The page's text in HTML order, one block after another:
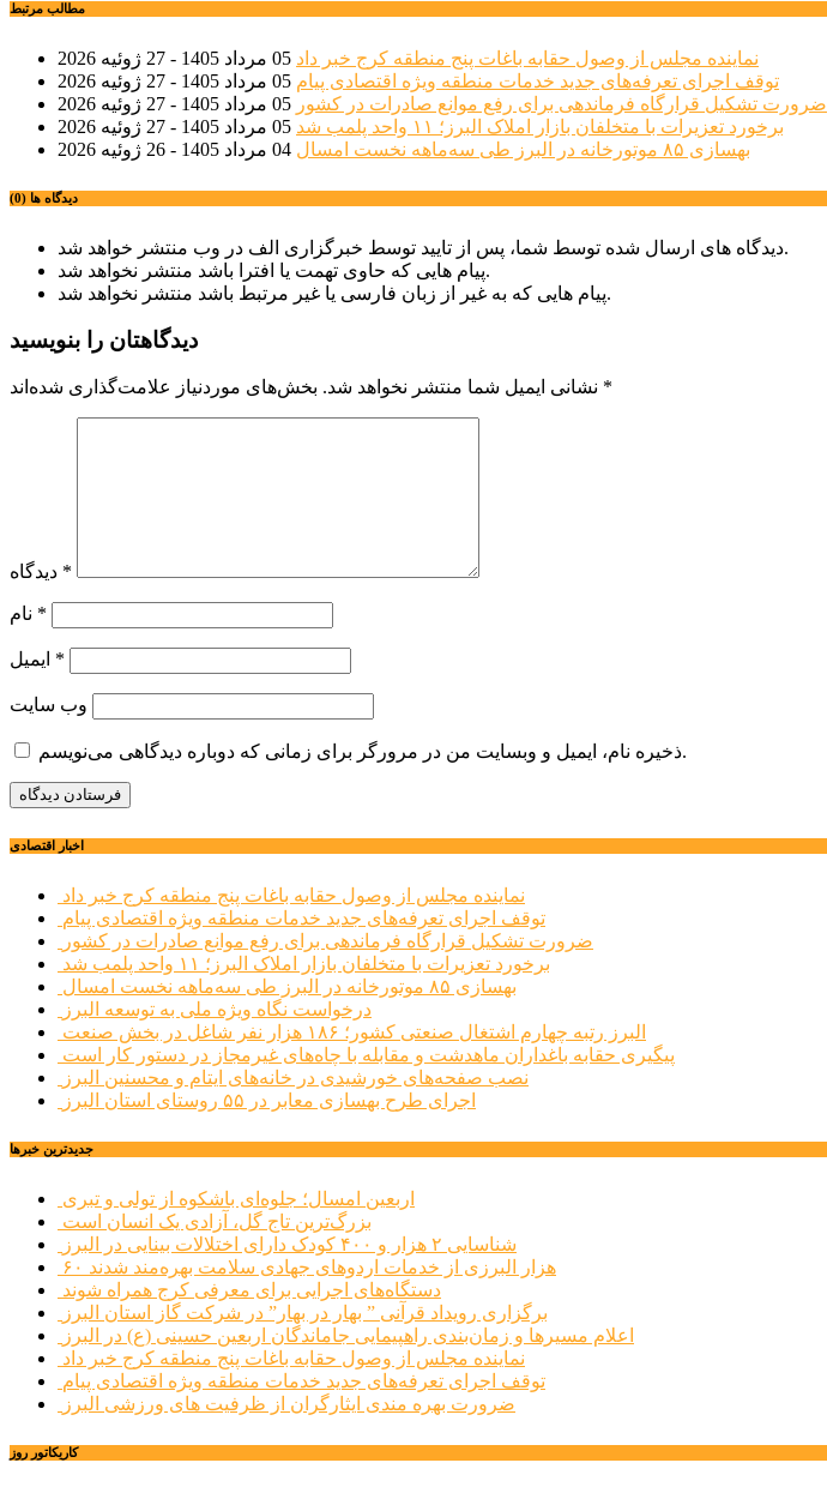
مطالب مرتبط
نماینده مجلس از وصول حقابه باغات پنج منطقه کرج خبر داد 05 مرداد 1405 - 27 ژوئیه 2026
توقف اجرای تعرفه‌های جدید خدمات منطقه ویژه اقتصادی پیام 05 مرداد 1405 - 27 ژوئیه 2026
ضرورت تشکیل قرارگاه فرماندهی برای رفع موانع صادرات در کشور 05 مرداد 1405 - 27 ژوئیه 2026
برخورد تعزیرات با متخلفان بازار املاک البرز؛ ۱۱ واحد پلمب شد
05 مرداد 1405 - 27 ژوئیه 2026
بهسازی ۸۵ موتورخانه در البرز طی سه‌ماهه نخست امسال
04 مرداد 1405 - 26 ژوئیه 2026
دیدگاه ها (0)
دیدگاه های ارسال شده توسط شما، پس از تایید توسط خبرگزاری الف در وب منتشر خواهد شد.
پیام هایی که حاوی تهمت یا افترا باشد منتشر نخواهد شد.
پیام هایی که به غیر از زبان فارسی یا غیر مرتبط باشد منتشر نخواهد شد.
دیدگاهتان را بنویسید
نشانی ایمیل شما منتشر نخواهد شد. *
*
*
*
وب‌ سایت
ذخیره نام، ایمیل و وبسایت من در مرورگر برای زمانی که دوباره دیدگاهی می‌نویسم.
اخبار اقتصادی
نماینده مجلس از وصول حقابه باغات پنج منطقه کرج خبر داد
توقف اجرای تعرفه‌های جدید خدمات منطقه ویژه اقتصادی پیام
ضرورت تشکیل قرارگاه فرماندهی برای رفع موانع صادرات در کشور
برخورد تعزیرات با متخلفان بازار املاک البرز؛ ۱۱ واحد پلمب شد
بهسازی ۸۵ موتورخانه در البرز طی سه‌ماهه نخست امسال
درخواست نگاه ویژه ملی به توسعه البرز
البرز رتبه چهارم اشتغال صنعتی کشور؛ ۱۸۶ هزار نفر شاغل در بخش صنعت
پیگیری حقابه باغداران ماهدشت و مقابله با چاه‌های غیرمجاز در دستور کار است
نصب صفحه‌های خورشیدی در خانه‌های ایتام و محسنین البرز
اجرای طرح بهسازی معابر در ۵۵ روستای استان البرز
جديدترين خبرها
اربعین امسال؛ جلوه‌ای باشکوه از تولی و تبری
بزرگ‌ترین تاج گل، آزادی یک انسان است
شناسایی ۲ هزار و ۴۰۰ کودک دارای اختلالات بینایی در البرز
۶۰ هزار البرزی از خدمات اردوهای جهادی سلامت بهره‌مند شدند
دستگاه‌های اجرایی برای معرفی کرج همراه شوند
برگزاری رویداد قرآنی ” بهار در بهار” در شرکت گاز استان البرز
اعلام مسیرها و زمان‌بندی راهپیمایی جاماندگان اربعین حسینی (ع) در البرز
نماینده مجلس از وصول حقابه باغات پنج منطقه کرج خبر داد
توقف اجرای تعرفه‌های جدید خدمات منطقه ویژه اقتصادی پیام
ضرورت بهره مندی ایثارگران از ظرفیت های ورزشی البرز
کاریکاتور روز